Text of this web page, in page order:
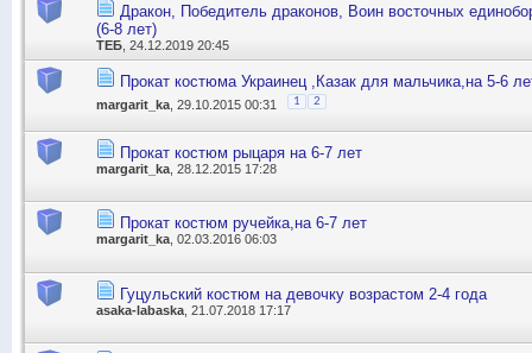
Дракон, Победитель драконов, Воин восточных
(6-8 лет)
ТЕБ , 24.12.2019 20:45
Прокат костюма Украинец ,Казак для мальчика,на 5-6
margarit_ka , 29.10.2015 00:31 1 2
Прокат костюм рыцаря на 6-7 лет
margarit_ka , 28.12.2015 17:28
Прокат костюм ручейка,на 6-7 лет
margarit_ka , 02.03.2016 06:03
Гуцульский костюм на девочку возрастом 2-4 года
asaka-labaska , 21.07.2018 17:17